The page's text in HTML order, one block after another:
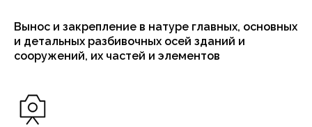
Вынос и закрепление в натуре главных, основных
и детальных разбивочных осей зданий и
сооружений, их частей и элементов